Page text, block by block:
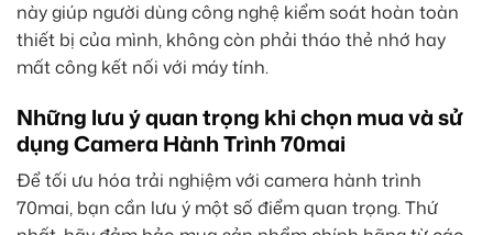
này giúp người dùng công nghệ kiểm soát hoàn toàn
thiết bị của mình, không còn phải tháo thẻ nhớ hay
mất công kết nối với máy tính.
Những lưu ý quan trọng khi chọn mua và sử
dụng Camera Hành Trình 70mai
Để tối ưu hóa trải nghiệm với camera hành trình
70mai, bạn cần lưu ý một số điểm quan trọng. Thứ